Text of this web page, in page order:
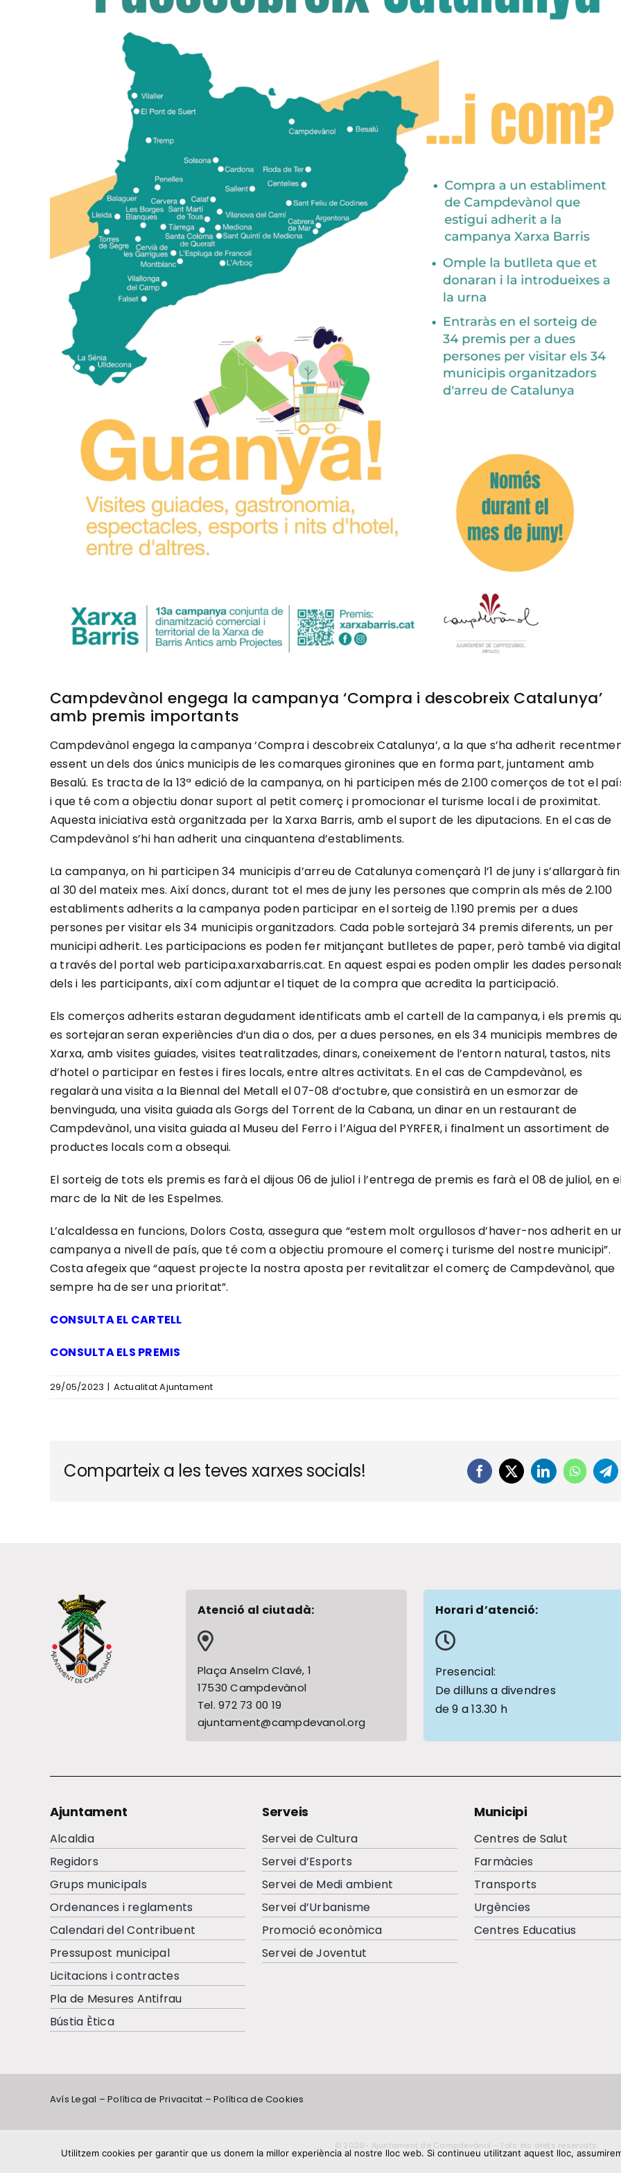
Campdevànol engega la campanya ‘Compra i descobreix Catalunya’
amb premis importants
Campdevànol engega la campanya ‘Compra i descobreix Catalunya’, a la que s’ha adherit
essent un dels dos únics municipis de les comarques gironines que en forma part, juntament amb
Besalú. Es tracta de la 13ª edició de la campanya, on hi participen més de 2.100 comerços de tot el
i que té com a objectiu donar suport al petit comerç i promocionar el turisme local i de proximitat.
Aquesta iniciativa està organitzada per la Xarxa Barris, amb el suport de les diputacions. En el cas de
Campdevànol s’hi han adherit una cinquantena d’establiments.
La campanya, on hi participen 34 municipis d’arreu de Catalunya començarà l’1 de juny i s’allargarà
al 30 del mateix mes. Així doncs, durant tot el mes de juny les persones que comprin als més de 2.100
establiments adherits a la campanya poden participar en el sorteig de 1.190 premis per a dues
persones per visitar els 34 municipis organitzadors. Cada poble sortejarà 34 premis diferents, un per
municipi adherit. Les participacions es poden fer mitjançant butlletes de paper, però també via
a través del portal web participa.xarxabarris.cat. En aquest espai es poden omplir les dades
dels i les participants, així com adjuntar el tiquet de la compra que acredita la participació.
Els comerços adherits estaran degudament identificats amb el cartell de la campanya, i els premis
es sortejaran seran experiències d’un dia o dos, per a dues persones, en els 34 municipis membres de
Xarxa, amb visites guiades, visites teatralitzades, dinars, coneixement de l’entorn natural, tastos, nits
d’hotel o participar en festes i fires locals, entre altres activitats. En el cas de Campdevànol, es
regalarà una visita a la Biennal del Metall el 07-08 d’octubre, que consistirà en un esmorzar de
benvinguda, una visita guiada als Gorgs del Torrent de la Cabana, un dinar en un restaurant de
Campdevànol, una visita guiada al Museu del Ferro i l’Aigua del PYRFER, i finalment un assortiment de
productes locals com a obsequi.
El sorteig de tots els premis es farà el dijous 06 de juliol i l’entrega de premis es farà el 08 de juliol, en
marc de la Nit de les Espelmes.
L’alcaldessa en funcions, Dolors Costa, assegura que “estem molt orgullosos d’haver-nos adherit en
campanya a nivell de país, que té com a objectiu promoure el comerç i turisme del nostre municipi”.
Costa afegeix que “aquest projecte la nostra aposta per revitalitzar el comerç de Campdevànol, que
sempre ha de ser una prioritat”.
CONSULTA EL CARTELL
CONSULTA ELS PREMIS
29/05/2023 | Actualitat Ajuntament
Comparteix a les teves xarxes socials! Facebook
X LinkedIn
Atenció al ciutadà:
Plaça Anselm Clavé, 1
17530 Campdevànol
Tel. 972 73 00 19
ajuntament@campdevanol.org
Horari d’atenció:
Presencial:
De dilluns a divendres
de 9 a 13.30 h
Ajuntament
Alcaldia
Regidors
Grups municipals
Ordenances i reglaments
Calendari del Contribuent
Pressupost municipal
Licitacions i contractes
Pla de Mesures Antifrau
Bústia Ètica
Serveis
Servei de Cultura
Servei d’Esports
Servei de Medi ambient
Servei d’Urbanisme
Promoció econòmica
Servei de Joventut
Municipi
Centres de Salut
Farmàcies
Transports
Urgències
Centres Educatius
Avís Legal –Política de Privacitat –Política de Cookies
© 2026- Ajuntament de Campdevànol - Tots els drets reservats
Utilitzem cookies per garantir que us donem la millor experiència al nostre lloc web. Si continueu utilitzant aquest lloc,